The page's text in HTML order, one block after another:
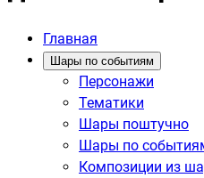
Главная
Шары по событиям
Персонажи
Тематики
Шары поштучно
Шары по
Композиции из